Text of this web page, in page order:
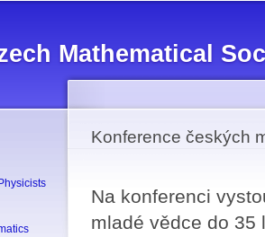
Mathematical
Konference českých
Na konferenci
mladé vědce do 35